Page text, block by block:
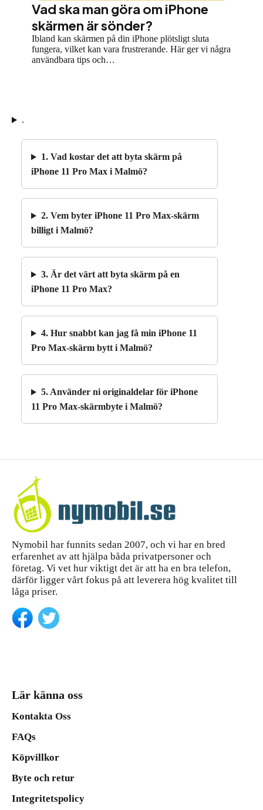
Vad ska man göra om iPhone
skärmen är sönder?
Ibland kan skärmen på din iPhone plötsligt sluta
fungera, vilket kan vara frustrerande. Här ger vi några
användbara tips och…
.
1. Vad kostar det att byta skärm på
iPhone 11 Pro Max i Malmö?
2. Vem byter iPhone 11 Pro Max-skärm
billigt i Malmö?
3. Är det värt att byta skärm på en
iPhone 11 Pro Max?
4. Hur snabbt kan jag få min iPhone 11
Pro Max-skärm bytt i Malmö?
5. Använder ni originaldelar för iPhone
11 Pro Max-skärmbyte i Malmö?
Nymobil har funnits sedan 2007, och vi har en bred
erfarenhet av att hjälpa båda privatpersoner och
företag. Vi vet hur viktigt det är att ha en bra telefon,
därför ligger vårt fokus på att leverera hög kvalitet till
låga priser.
Lär känna oss
Kontakta Oss
FAQs
Köpvillkor
Byte och retur
Integritetspolicy